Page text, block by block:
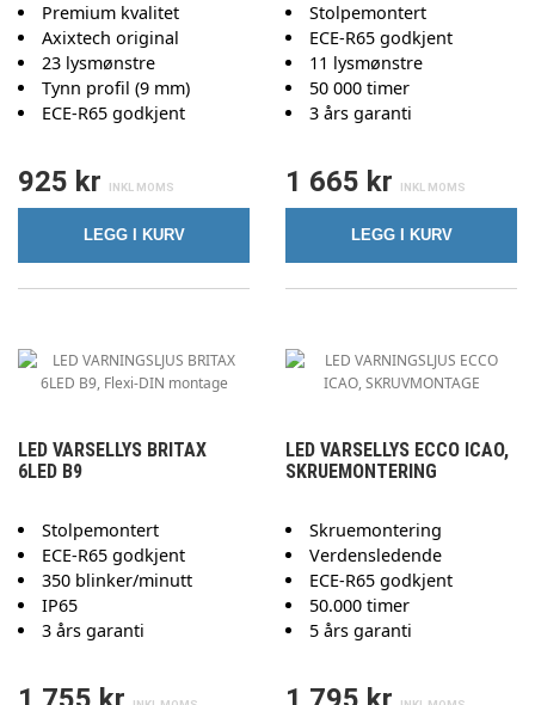
Premium kvalitet
Axixtech original
23 lysmønstre
Tynn profil (9 mm)
ECE-R65 godkjent
925 kr
LEGG I KURV
Stolpemontert
ECE-R65 godkjent
11 lysmønstre
50 000 timer
3 års garanti
1 665 kr
LEGG I KURV
LED VARSELLYS BRITAX
6LED B9
Stolpemontert
ECE-R65 godkjent
350 blinker/minutt
IP65
3 års garanti
LED VARSELLYS ECCO ICAO,
SKRUEMONTERING
Skruemontering
Verdensledende
ECE-R65 godkjent
50.000 timer
5 års garanti